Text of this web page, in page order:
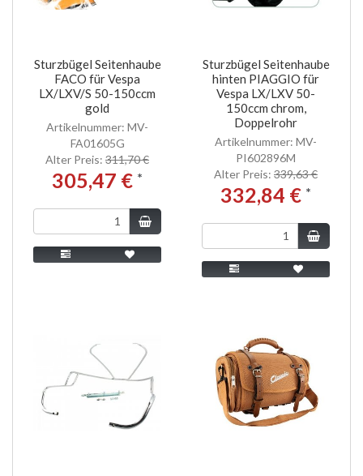
Sturzbügel Seitenhaube
FACO für Vespa
LX/LXV/S 50-150ccm
gold
Artikelnummer: MV-
FA01605G
Alter Preis: 311,70 €
305,47 € *
Sturzbügel Seitenhaube
hinten PIAGGIO für
Vespa LX/LXV 50-
150ccm chrom,
Doppelrohr
Artikelnummer: MV-
PI602896M
Alter Preis: 339,63 €
332,84 € *